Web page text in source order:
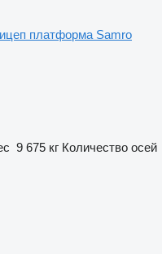
платформа Samro
9 675 кг Количество осей